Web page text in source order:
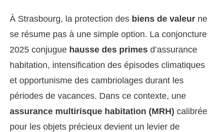
À Strasbourg, la protection des biens de valeur ne
se résume pas à une simple option. La conjoncture
2025 conjugue hausse des primes d’assurance
habitation, intensification des épisodes climatiques
et opportunisme des cambriolages durant les
périodes de vacances. Dans ce contexte, une
assurance multirisque habitation (MRH) calibrée
pour les objets précieux devient un levier de